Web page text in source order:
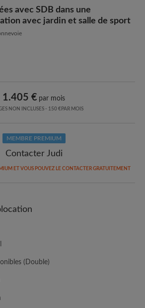
avec SDB dans une
avec jardin et salle de sport
1.405 € par mois
NON INCLUSES - 150 €PAR MOIS
MEMBRE PREMIUM
Contacter Judi
ET VOUS POUVEZ LE CONTACTER GRATUITEMENT
(Double)